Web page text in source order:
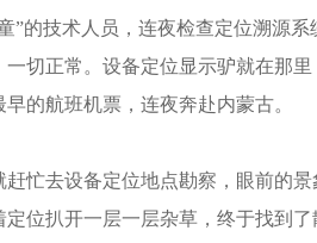
技术人员，连夜检查定位溯源系
切正常。设备定位显示驴就在那
的航班机票，连夜奔赴内蒙古。
去设备定位地点勘察，眼前的景
位扒开一层一层杂草，终于找到